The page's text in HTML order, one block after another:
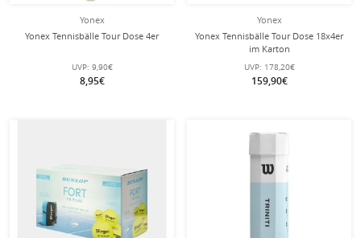
Yonex
Yonex Tennisbälle Tour Dose 4er
UVP: 9,90€
8,95€
Yonex
Yonex Tennisbälle Tour Dose 18x4er
im Karton
UVP: 178,20€
159,90€